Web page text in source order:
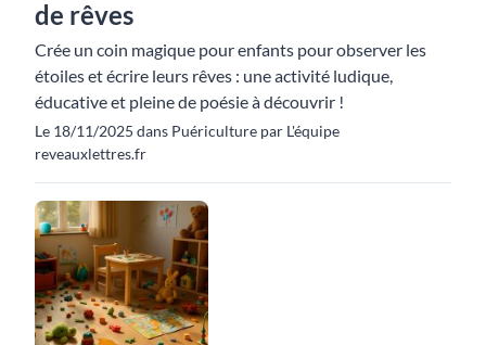
de rêves
Crée un coin magique pour enfants pour observer les
étoiles et écrire leurs rêves : une activité ludique,
éducative et pleine de poésie à découvrir !
Le 18/11/2025 dans Puériculture par L'équipe
reveauxlettres.fr